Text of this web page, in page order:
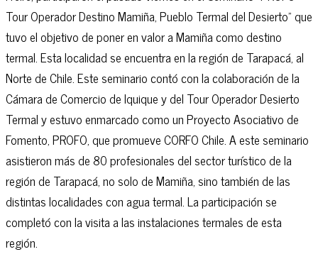
Tour Operador Destino Mamiña, Pueblo Termal del Desierto” que
tuvo el objetivo de poner en valor a Mamiña como destino
termal. Esta localidad se encuentra en la región de Tarapacá, al
Norte de Chile. Este seminario contó con la colaboración de la
Cámara de Comercio de Iquique y del Tour Operador Desierto
Termal y estuvo enmarcado como un Proyecto Asociativo de
Fomento, PROFO, que promueve CORFO Chile. A este seminario
asistieron más de 80 profesionales del sector turístico de la
región de Tarapacá, no solo de Mamiña, sino también de las
distintas localidades con agua termal. La participación se
completó con la visita a las instalaciones termales de esta
región.